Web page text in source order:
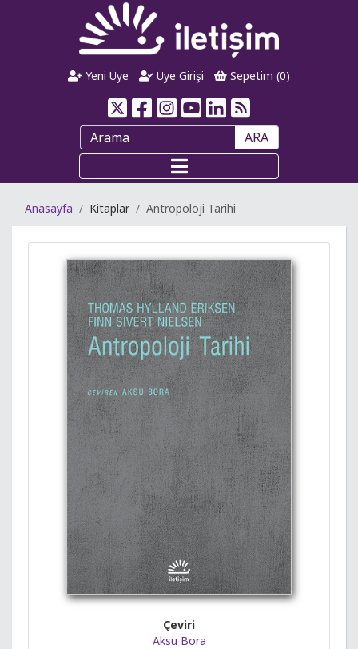
Yeni Üye Üye Girişi Sepetim (0)
ARA
Anasayfa Kitaplar Antropoloji Tarihi
Çeviri
Aksu Bora